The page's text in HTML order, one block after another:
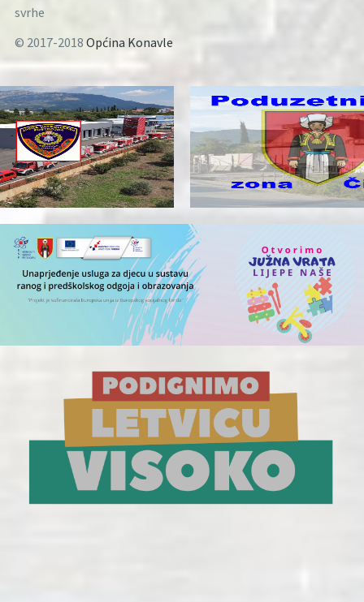
svrhe
© 2017-2018 Općina Konavle